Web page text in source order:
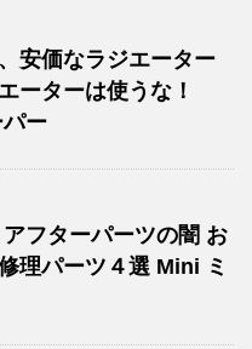
安価なラジエーター
ーターは使うな！
ー
フターパーツの闇 お
理パーツ４選 Mini ミ